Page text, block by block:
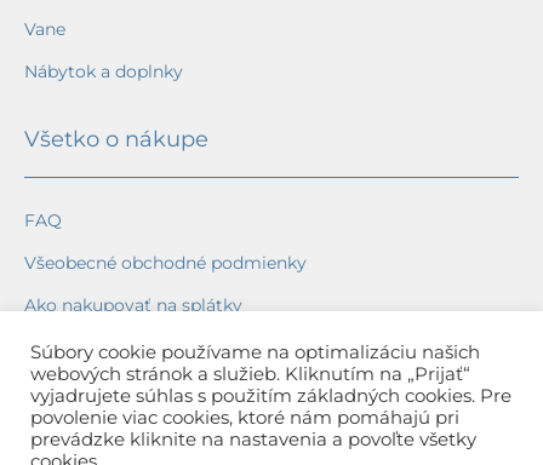
Vane
Nábytok a doplnky
Všetko o nákupe
FAQ
Všeobecné obchodné podmienky
Ako nakupovať na splátky
Ochrana osobných údajov
Reklamačný poriadok
Spôsob a cena dopravy
Súbory cookie používame na optimalizáciu našich
webových stránok a služieb. Kliknutím na „Prijať“
vyjadrujete súhlas s použitím základných cookies. Pre
povolenie viac cookies, ktoré nám pomáhajú pri
prevádzke kliknite na nastavenia a povoľte všetky